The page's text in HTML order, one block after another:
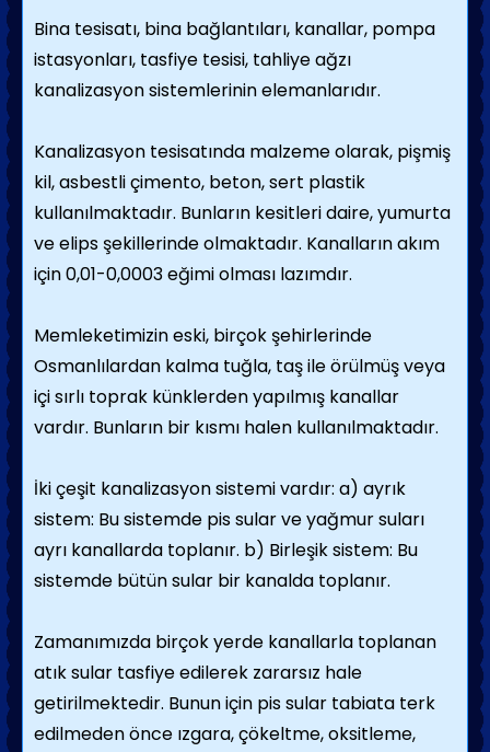
Bina tesisatı, bina bağlantıları, kanallar, pompa
istasyonları, tasfiye tesisi, tahliye ağzı
kanalizasyon sistemlerinin elemanlarıdır.
Kanalizasyon tesisatında malzeme olarak, pişmiş
kil, asbestli çimento, beton, sert plastik
kullanılmaktadır. Bunların kesitleri daire, yumurta
ve elips şekillerinde olmaktadır. Kanalların akım
için 0,01-0,0003 eğimi olması lazımdır.
Memleketimizin eski, birçok şehirlerinde
Osmanlılardan kalma tuğla, taş ile örülmüş veya
içi sırlı toprak künklerden yapılmış kanallar
vardır. Bunların bir kısmı halen kullanılmaktadır.
İki çeşit kanalizasyon sistemi vardır: a) ayrık
sistem: Bu sistemde pis sular ve yağmur suları
ayrı kanallarda toplanır. b) Birleşik sistem: Bu
sistemde bütün sular bir kanalda toplanır.
Zamanımızda birçok yerde kanallarla toplanan
atık sular tasfiye edilerek zararsız hale
getirilmektedir. Bunun için pis sular tabiata terk
edilmeden önce ızgara, çökeltme, oksitleme,